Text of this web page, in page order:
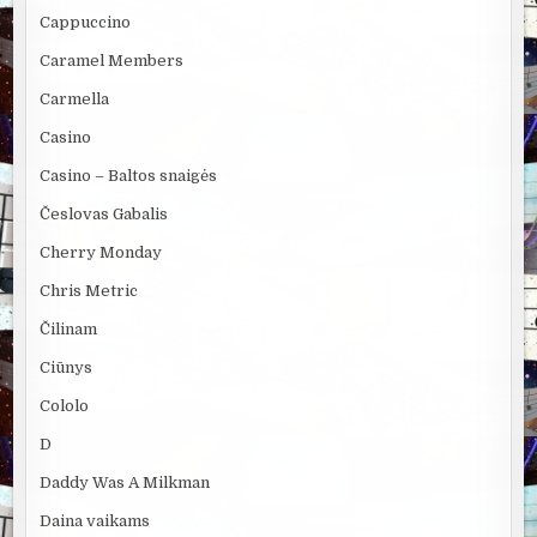
Cappuccino
Caramel Members
Carmella
Casino
Casino – Baltos snaigės
Česlovas Gabalis
Cherry Monday
Chris Metric
Čilinam
Ciūnys
Cololo
D
Daddy Was A Milkman
Daina vaikams